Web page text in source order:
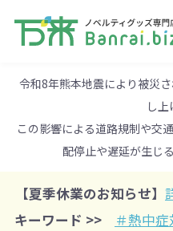
令和8年熊本地震により被災
し上
この影響による道路規制や交
配停止や遅延が生じ
【夏季休業のお知らせ】
キーワード >>
＃熱中症